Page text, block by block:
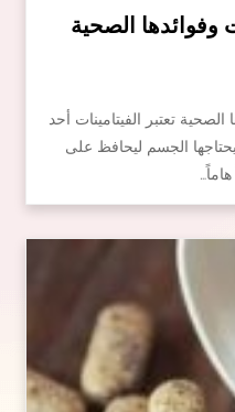
وفوائدها الصحية
الصحية تعتبر الفيتامينات أحد
يحتاجها الجسم ليحافظ على